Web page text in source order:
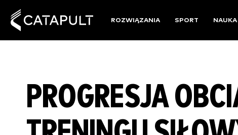
ROZWIĄZANIA SPORT NAUKA
PROGRESJA